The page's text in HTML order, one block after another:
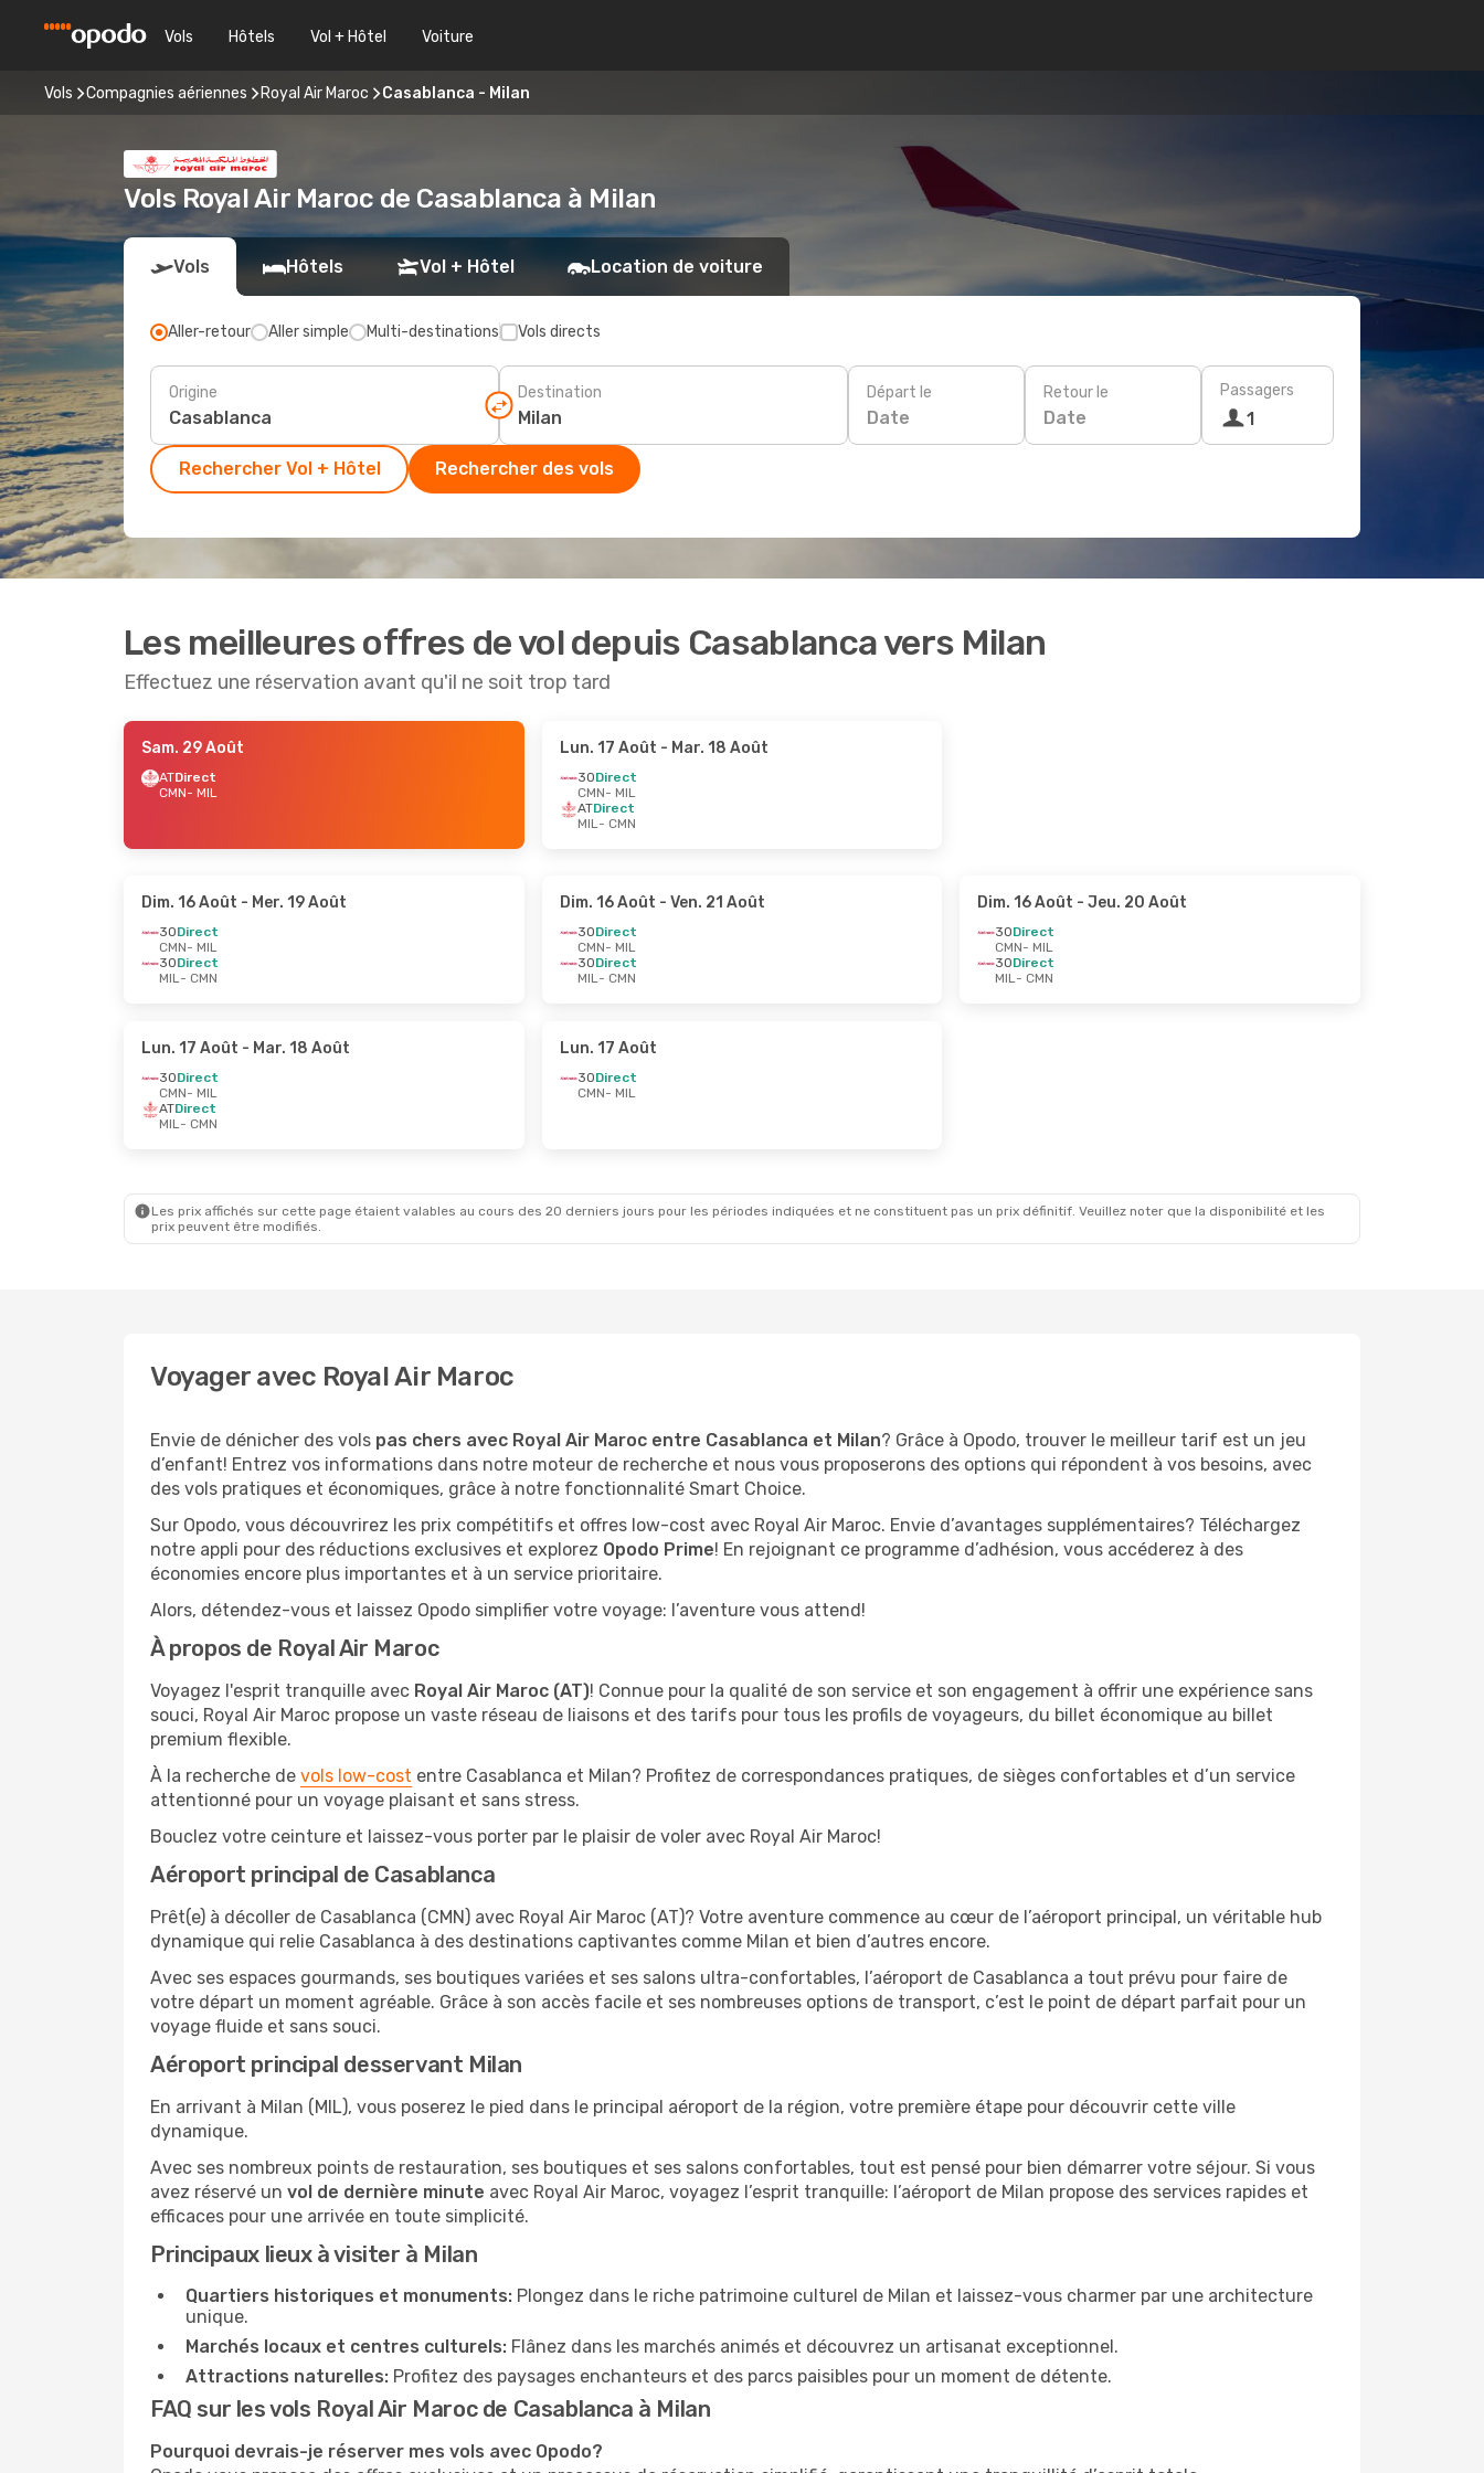
Vols Hôtels Vol + Hôtel Voiture
Vols Compagnies aériennes Royal Air Maroc Casablanca - Milan
Vols Royal Air Maroc de Casablanca à Milan
Vols Hôtels Vol + Hôtel Location de voiture
Aller-retour Aller simple Multi-destinations Vols directs
Origine Destination Départ le
Date
Retour le
Date
Passagers
1
Rechercher Vol + Hôtel Rechercher des vols
Les meilleures offres de vol depuis Casablanca vers Milan
Effectuez une réservation avant qu'il ne soit trop tard
Sam. 29 Août
ATDirect
CMN- MIL
Lun. 17 Août - Mar. 18 Août
3ODirect
CMN- MIL
ATDirect
MIL- CMN
Dim. 16 Août - Mer. 19 Août
3ODirect
CMN- MIL
3ODirect
MIL- CMN
Dim. 16 Août - Ven. 21 Août
3ODirect
CMN- MIL
3ODirect
MIL- CMN
Dim. 16 Août - Jeu. 20 Août
3ODirect
CMN- MIL
3ODirect
MIL- CMN
Lun. 17 Août - Mar. 18 Août
3ODirect
CMN- MIL
ATDirect
MIL- CMN
Lun. 17 Août
3ODirect
CMN- MIL
Les prix affichés sur cette page étaient valables au cours des 20 derniers jours pour les périodes indiquées et ne constituent pas un prix définitif. Veuillez noter que la disponibilité et les
prix peuvent être modifiés.
Voyager avec Royal Air Maroc
Envie de dénicher des vols pas chers avec Royal Air Maroc entre Casablanca et Milan? Grâce à Opodo, trouver le meilleur tarif est un jeu
d’enfant! Entrez vos informations dans notre moteur de recherche et nous vous proposerons des options qui répondent à vos besoins, avec
des vols pratiques et économiques, grâce à notre fonctionnalité Smart Choice.
Sur Opodo, vous découvrirez les prix compétitifs et offres low-cost avec Royal Air Maroc. Envie d’avantages supplémentaires? Téléchargez
notre appli pour des réductions exclusives et explorez Opodo Prime! En rejoignant ce programme d’adhésion, vous accéderez à des
économies encore plus importantes et à un service prioritaire.
Alors, détendez-vous et laissez Opodo simplifier votre voyage: l’aventure vous attend!
À propos de Royal Air Maroc
Voyagez l'esprit tranquille avec Royal Air Maroc (AT)! Connue pour la qualité de son service et son engagement à offrir une expérience sans
souci, Royal Air Maroc propose un vaste réseau de liaisons et des tarifs pour tous les profils de voyageurs, du billet économique au billet
premium flexible.
À la recherche de vols low-cost entre Casablanca et Milan? Profitez de correspondances pratiques, de sièges confortables et d’un service
attentionné pour un voyage plaisant et sans stress.
Bouclez votre ceinture et laissez-vous porter par le plaisir de voler avec Royal Air Maroc!
Aéroport principal de Casablanca
Prêt(e) à décoller de Casablanca (CMN) avec Royal Air Maroc (AT)? Votre aventure commence au cœur de l’aéroport principal, un véritable hub
dynamique qui relie Casablanca à des destinations captivantes comme Milan et bien d’autres encore.
Avec ses espaces gourmands, ses boutiques variées et ses salons ultra-confortables, l’aéroport de Casablanca a tout prévu pour faire de
votre départ un moment agréable. Grâce à son accès facile et ses nombreuses options de transport, c’est le point de départ parfait pour un
voyage fluide et sans souci.
Aéroport principal desservant Milan
En arrivant à Milan (MIL), vous poserez le pied dans le principal aéroport de la région, votre première étape pour découvrir cette ville
dynamique.
Avec ses nombreux points de restauration, ses boutiques et ses salons confortables, tout est pensé pour bien démarrer votre séjour. Si vous
avez réservé un vol de dernière minute avec Royal Air Maroc, voyagez l’esprit tranquille: l’aéroport de Milan propose des services rapides et
efficaces pour une arrivée en toute simplicité.
Principaux lieux à visiter à Milan
Quartiers historiques et monuments: Plongez dans le riche patrimoine culturel de Milan et laissez-vous charmer par une architecture
unique.
Marchés locaux et centres culturels: Flânez dans les marchés animés et découvrez un artisanat exceptionnel.
Attractions naturelles: Profitez des paysages enchanteurs et des parcs paisibles pour un moment de détente.
FAQ sur les vols Royal Air Maroc de Casablanca à Milan
Pourquoi devrais-je réserver mes vols avec Opodo?